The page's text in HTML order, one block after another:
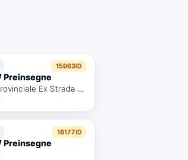
15963ID
Preinsegne
Strada Provinciale Ex Strada Statale 22
16177ID
Preinsegne